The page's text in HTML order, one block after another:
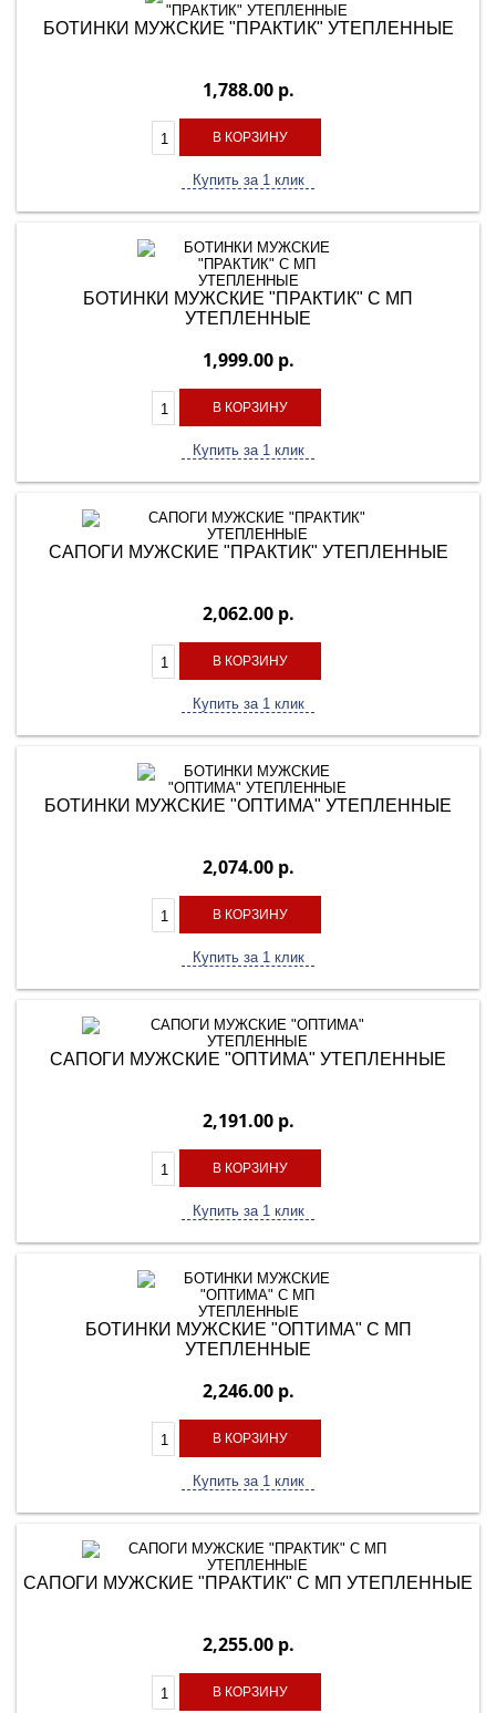
БОТИНКИ МУЖСКИЕ "ПРАКТИК" УТЕПЛЕННЫЕ
1,788.00 р.
В КОРЗИНУ
Купить за 1 клик
БОТИНКИ МУЖСКИЕ "ПРАКТИК" С МП
УТЕПЛЕННЫЕ
1,999.00 р.
В КОРЗИНУ
Купить за 1 клик
САПОГИ МУЖСКИЕ "ПРАКТИК" УТЕПЛЕННЫЕ
2,062.00 р.
В КОРЗИНУ
Купить за 1 клик
БОТИНКИ МУЖСКИЕ "ОПТИМА" УТЕПЛЕННЫЕ
2,074.00 р.
В КОРЗИНУ
Купить за 1 клик
САПОГИ МУЖСКИЕ "ОПТИМА" УТЕПЛЕННЫЕ
2,191.00 р.
В КОРЗИНУ
Купить за 1 клик
БОТИНКИ МУЖСКИЕ "ОПТИМА" С МП
УТЕПЛЕННЫЕ
2,246.00 р.
В КОРЗИНУ
Купить за 1 клик
САПОГИ МУЖСКИЕ "ПРАКТИК" С МП УТЕПЛЕННЫЕ
2,255.00 р.
В КОРЗИНУ